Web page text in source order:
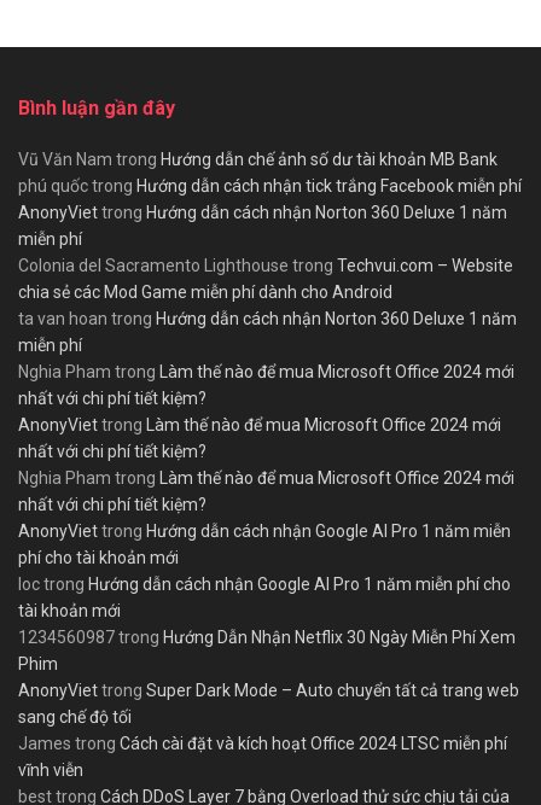
Bình luận gần đây
Vũ Văn Nam trong Hướng dẫn chế ảnh số dư tài khoản MB Bank
phú quốctrong Hướng dẫn cách nhận tick trắng Facebook miễn phí
AnonyViettrong Hướng dẫn cách nhận Norton 360 Deluxe 1 năm
miễn phí
Colonia del Sacramento Lighthouse trong Techvui.com – Website
chia sẻ các Mod Game miễn phí dành cho Android
ta van hoan trong Hướng dẫn cách nhận Norton 360 Deluxe 1 năm
miễn phí
Nghia Pham trong
Làm thế nào để mua Microsoft Office 2024 mới
nhất với chi phí tiết kiệm?
AnonyViettrong
Làm thế nào để mua Microsoft Office 2024 mới
nhất với chi phí tiết kiệm?
Nghia Pham trong
Làm thế nào để mua Microsoft Office 2024 mới
nhất với chi phí tiết kiệm?
AnonyViettrong Hướng dẫn cách nhận Google AI Pro 1 năm miễn
phí cho tài khoản mới
loctrong Hướng dẫn cách nhận Google AI Pro 1 năm miễn phí cho
tài khoản mới
1234560987trong Hướng Dẫn Nhận Netflix 30 Ngày Miễn Phí Xem
Phim
AnonyViettrong Super Dark Mode – Auto chuyển tất cả trang web
sang chế độ tối
James trong Cách cài đặt và kích hoạt Office 2024 LTSC miễn phí
vĩnh viễn
besttrong Cách DDoS Layer 7 bằng Overload thử sức chịu tải của